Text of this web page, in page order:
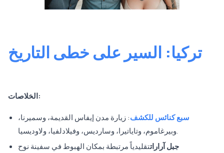
تركيا: السير على خطى التاريخ
الخلاصات:
سبع كنائس للكشف: زيارة مدن إيفاس القديمة، وسميرنا،
وبيرغاموم، وتاياتيرا، وسارديس، وفيلادلفيا، ولاوديسيا.
جبل آراراتتقليدياً مرتبطة بمكان الهبوط في سفينة نوح